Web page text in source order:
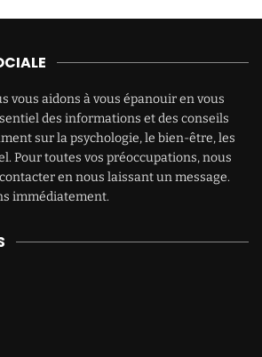
vous aidons à vous épanouir en vous
des informations et des conseils
sur la psychologie, le bien-être, les
Pour toutes vos préoccupations, nous
en nous laissant un message.
immédiatement.